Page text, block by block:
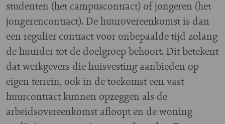
studenten (het campuscontract) of jongeren (het
jongerencontract). De huurovereenkomst is dan
een regulier contract voor onbepaalde tijd zolang
de huurder tot de doelgroep behoort. Dit betekent
dat werkgevers die huisvesting aanbieden op
eigen terrein, ook in de toekomst een vast
huurcontract kunnen opzeggen als de
arbeidsovereenkomst afloopt en de woning